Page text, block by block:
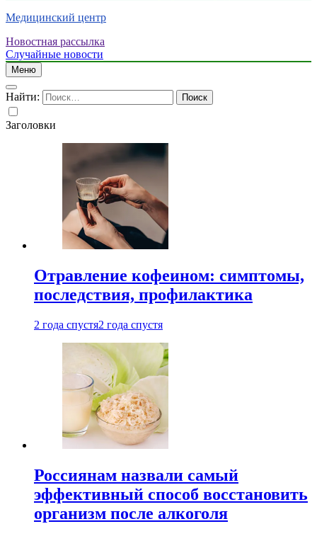
Медицинский центр
Новостная рассылка
Случайные новости
Меню
Найти:
Заголовки
Отравление кофеином: симптомы,
последствия, профилактика
2 года спустя2 года спустя
Россиянам назвали самый
эффективный способ восстановить
организм после алкоголя